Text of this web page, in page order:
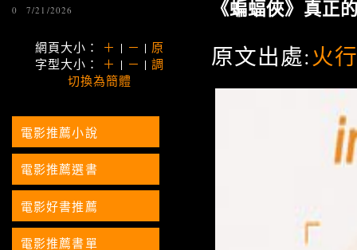
《蝙蝠俠》真正
原文出處:火
0 7/21/2026
網頁大小： ＋ | － | 原
字型大小： ＋ | － |調
切換為簡體
電影推薦小說
電影推薦選書
電影好書推薦
電影推薦書單